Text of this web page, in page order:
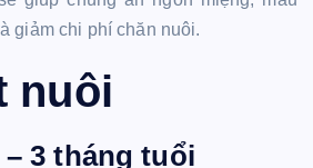
giảm chi phí chăn nuôi.
nuôi
3 tháng tuổi